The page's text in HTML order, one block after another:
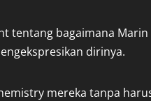
tentang bagaimana
dirinya.
mereka tanpa